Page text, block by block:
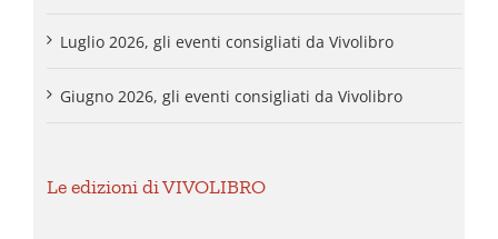
Luglio 2026, gli eventi consigliati da Vivolibro
Giugno 2026, gli eventi consigliati da Vivolibro
Le edizioni di VIVOLIBRO